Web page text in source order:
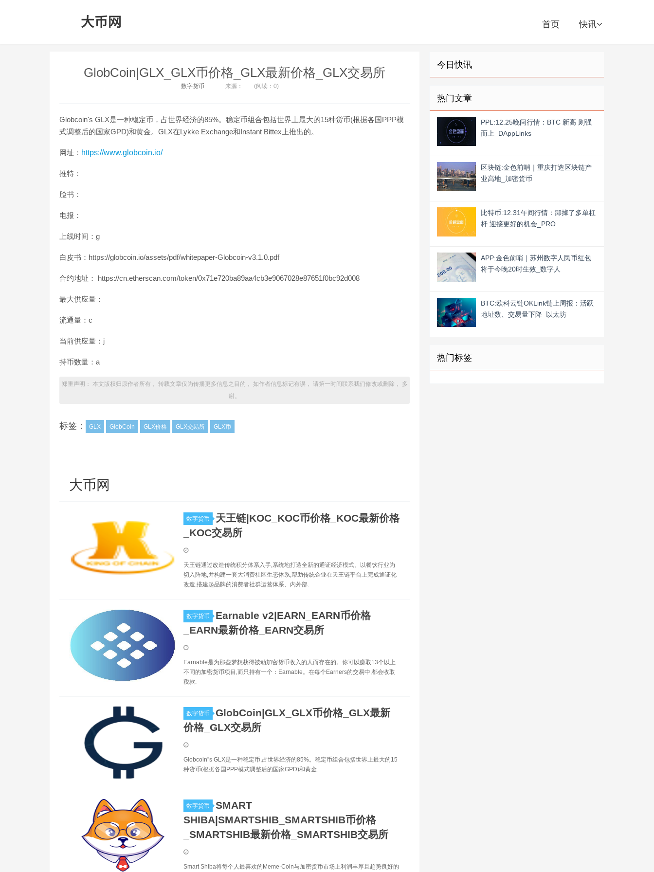
首页 快讯
GlobCoin|GLX_GLX币价格_GLX最新价格_GLX交易所
数字货币 来源： (阅读：0)
Globcoin's GLX是一种稳定币，占世界经济的85%。稳定币组合包括世界上最大的15种货币(根据各国PPP模
式调整后的国家GPD)和黄金。GLX在Lykke Exchange和Instant Bittex上推出的。
网址： https://www.globcoin.io/
推特：
脸书：
电报：
上线时间：g
白皮书：https://globcoin.io/assets/pdf/whitepaper-Globcoin-v3.1.0.pdf
合约地址： https://cn.etherscan.com/token/0x71e720ba89aa4cb3e9067028e87651f0bc92d008
最大供应量：
流通量：c
当前供应量：j
持币数量：a
郑重声明： 本文版权归原作者所有， 转载文章仅为传播更多信息之目的， 如作者信息标记有误， 请第一时间联系我们修改或删除， 多
谢。
标签： GLX GlobCoin GLX价格 GLX交易所 GLX币
大币网
数字货币
天王链|KOC_KOC币价格_KOC最新价格
_KOC交易所
天王链通过改造传统积分体系入手,系统地打造全新的通证经济模式。以餐饮行业为
切入阵地,并构建一套大消费社区生态体系,帮助传统企业在天王链平台上完成通证化
改造,搭建起品牌的消费者社群运营体系、内外部.
数字货币
Earnable v2|EARN_EARN币价格
_EARN最新价格_EARN交易所
Earnable是为那些梦想获得被动加密货币收入的人而存在的。你可以赚取13个以上
不同的加密货币项目,而只持有一个：Earnable。在每个Earners的交易中,都会收取
税款.
数字货币
GlobCoin|GLX_GLX币价格_GLX最新
价格_GLX交易所
Globcoin''s GLX是一种稳定币,占世界经济的85%。稳定币组合包括世界上最大的15
种货币(根据各国PPP模式调整后的国家GPD)和黄金.
数字货币
SMART
SHIBA|SMARTSHIB_SMARTSHIB币价格
_SMARTSHIB最新价格_SMARTSHIB交易所
Smart Shiba将每个人最喜欢的Meme-Coin与加密货币市场上利润丰厚且趋势良好的
今日快讯
热门文章
PPL:12.25晚间行情：BTC 新高 则强
而上_DAppLinks
区块链:金色前哨｜重庆打造区块链产
业高地_加密货币
比特币:12.31午间行情：卸掉了多单杠
杆 迎接更好的机会_PRO
APP:金色前哨｜苏州数字人民币红包
将于今晚20时生效_数字人
BTC:欧科云链OKLink链上周报：活跃
地址数、交易量下降_以太坊
热门标签